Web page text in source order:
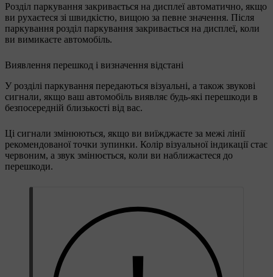
Розділ паркування закривається на дисплеї автоматично, якщо
ви рухаєтеся зі швидкістю, вищою за певне значення. Після
паркування розділ паркування закривається на дисплеї, коли
ви вимикаєте автомобіль.
Виявлення перешкод і визначення відстані
У розділі паркування передаються візуальні, а також звукові
сигнали, якщо ваш автомобіль виявляє будь-які перешкоди в
безпосередній близькості від вас.
Ці сигнали змінюються, якщо ви виїжджаєте за межі лінії
рекомендованої точки зупинки. Колір візуальної індикації стає
червоним, а звук змінюється, коли ви наближаєтеся до
перешкоди.